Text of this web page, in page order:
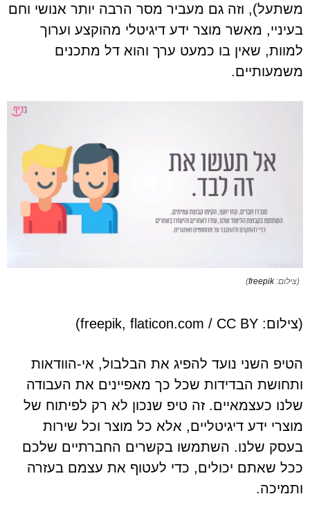
משתעל), וזה גם מעביר מסר הרבה יותר אנושי וחם
בעיניי, מאשר מוצר ידע דיגיטלי מהוקצע וערוך
למוות, שאין בו כמעט ערך והוא דל מתכנים
משמעותיים.
(צילום: freepik
)
(צילום: freepik, flaticon.com / CC BY)
הטיפ השני נועד להפיג את הבלבול, אי-הוודאות
ותחושת הבדידות שכל כך מאפיינים את העבודה
שלנו כעצמאיים. זה טיפ שנכון לא רק לפיתוח של
מוצרי ידע דיגיטליים, אלא כל מוצר וכל שירות
בעסק שלנו. השתמשו בקשרים החברתיים שלכם
ככל שאתם יכולים, כדי לעטוף את עצמם בעזרה
ותמיכה.